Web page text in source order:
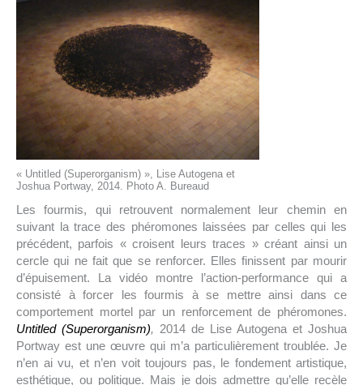
« Untitled (Superorganism) », Lise Autogena et
Joshua Portway, 2014. Photo A. Bureaud
Les fourmis, qui retrouvent normalement leur chemin en
suivant la trace des phéromones laissées par celles qui les
précédent, parfois « croisent leurs traces » créant ainsi un
cercle qui ne fait que se renforcer. Elles finissent par mourir
d’épuisement. La vidéo montre l’action-performance qui a
consisté à forcer les fourmis à se mettre ainsi dans ce
comportement mortel par un renforcement de phéromones.
Untitled (Superorganism), 2014 de Lise Autogena et Joshua
Portway est une œuvre qui m’a particulièrement troublée. Je
n’en ai vu, et n’en voit toujours pas, le fondement artistique,
esthétique, ou politique. Mais je dois admettre qu’elle recèle